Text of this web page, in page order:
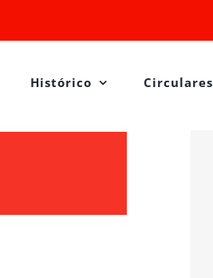
Histórico Circulares